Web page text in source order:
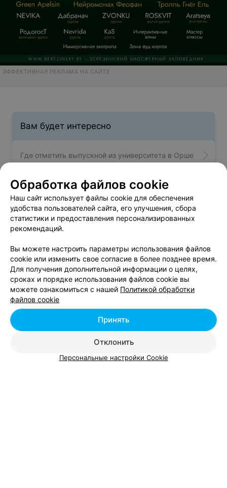
ЭФФЕКТИВНАЯ РЕКЛАМА НА САЙТЕ
Вам будет интересно
Где отметить выпускной из университета в Орше
Свадебные услуги в Орше
Необычные места на Новый год в Орше
Добавить компанию
Добавить специалиста
Обработка файлов cookie
Наш сайт использует файлы cookie для обеспечения
удобства пользователей сайта, его улучшения, сбора
статистики и предоставления персонализированных
рекомендаций.
Вы можете настроить параметры использования файлов
cookie или изменить свое согласие в более позднее время.
Для получения дополнительной информации о целях,
сроках и порядке использования файлов cookie вы
можете ознакомиться с нашей Политикой обработки
файлов cookie
Отклонить
Принять
Персональные настройки Cookie